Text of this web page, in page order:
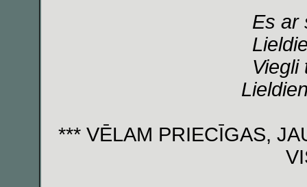
Es ar
Viegli
*** VĒLAM PRIECĪGAS,